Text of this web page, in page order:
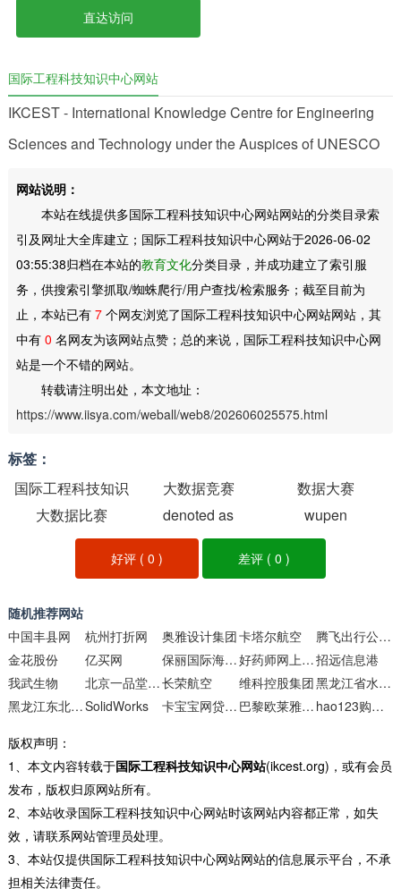
直达访问
国际工程科技知识中心网站
IKCEST - International Knowledge Centre for Engineering
Sciences and Technology under the Auspices of UNESCO
网站说明：
本站在线提供多国际工程科技知识中心网站网站的分类目录索
引及网址大全库建立；国际工程科技知识中心网站于2026-06-02
03:55:38归档在本站的教育文化分类目录，并成功建立了索引服
务，供搜索引擎抓取/蜘蛛爬行/用户查找/检索服务；截至目前为
止，本站已有 7个网友浏览了国际工程科技知识中心网站网站，其
中有 0 名网友为该网站点赞；总的来说，国际工程科技知识中心网
站是一个不错的网站。
转载请注明出处，本文地址：
https://www.iisya.com/weball/web8/202606025575.html
标签：
国际工程科技知识
中心网站
大数据竞赛
数据大赛
大数据比赛
denoted as wupen
好评 (0 ) 差评 ( 0 )
随机推荐网站
中国丰县网
杭州打折网 奥雅设计集团卡塔尔航空
腾飞出行公司官网
金花股份
亿买网 保丽国际海外婚礼 好药师网上药店官网招远信息港
我武生物
北京一品堂医药科技长荣航空 维科控股集团
黑龙江省水利水电勘测设计研究院
黑龙江东北虎林园SolidWorks 卡宝宝网贷款中心 巴黎欧莱雅中国官方网站 hao123购物频道
版权声明：
1、本文内容转载于国际工程科技知识中心网站(ikcest.org)，或有会员
发布，版权归原网站所有。
2、本站收录国际工程科技知识中心网站时该网站内容都正常，如失
效，请联系网站管理员处理。
3、本站仅提供国际工程科技知识中心网站网站的信息展示平台，不承
担相关法律责任。